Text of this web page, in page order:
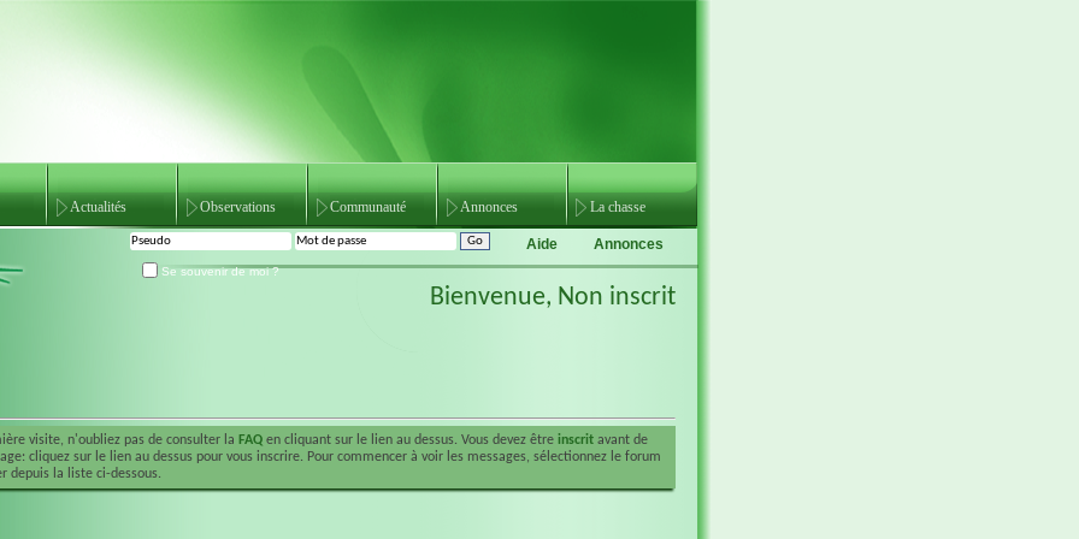
Actualités Observations Communauté Annonces La chasse
Annonces
Aide
Se souvenir de moi ?
Bienvenue, Non inscrit
visite, n'oubliez pas de consulter la FAQ en cliquant sur le lien au dessus. Vous devez être inscrit avant de
cliquez sur le lien au dessus pour vous inscrire. Pour commencer à voir les messages, sélectionnez le forum
depuis la liste ci-dessous.